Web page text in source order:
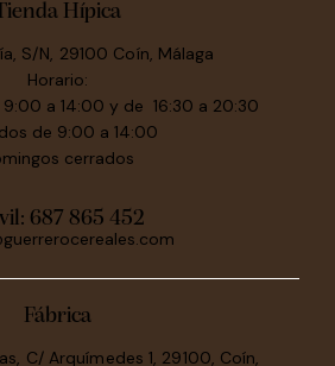
Hípica
S/N, 29100 Coín, Málaga
Horario:
9:00 a 14:00 y de 16:30 a 20:30
de 9:00 a 14:00
cerrados
687 865 452
Fábrica
C/ Arquímedes 1, 29100, Coín,